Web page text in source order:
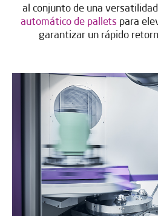
al conjunto de una
automático de pallets para
garantizar un rápido